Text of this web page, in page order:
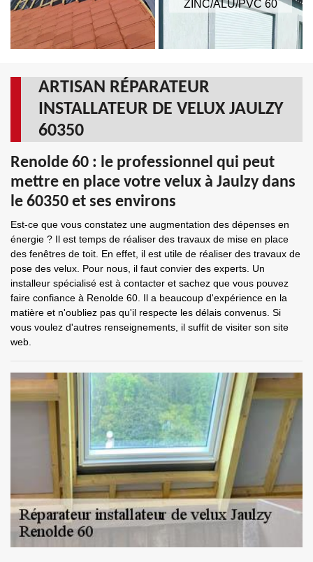
ZINC/ALU/PVC 60
ARTISAN RÉPARATEUR
INSTALLATEUR DE VELUX JAULZY
60350
Renolde 60 : le professionnel qui peut
mettre en place votre velux à Jaulzy dans
le 60350 et ses environs
Est-ce que vous constatez une augmentation des dépenses en
énergie ? Il est temps de réaliser des travaux de mise en place
des fenêtres de toit. En effet, il est utile de réaliser des travaux de
pose des velux. Pour nous, il faut convier des experts. Un
installeur spécialisé est à contacter et sachez que vous pouvez
faire confiance à Renolde 60. Il a beaucoup d'expérience en la
matière et n'oubliez pas qu'il respecte les délais convenus. Si
vous voulez d'autres renseignements, il suffit de visiter son site
web.